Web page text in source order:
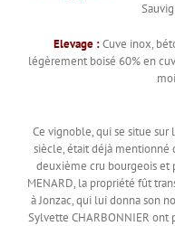
Elevage :Cuve inox,
légèrement boisé 60% en
Ce vignoble, qui se situe sur
siècle, était déjà mentionné
deuxième cru bourgeois et
MENARD, la propriété fût
à Jonzac, qui lui donna son
Sylvette CHARBONNIER ont